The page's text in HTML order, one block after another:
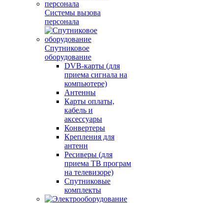
Системы вызова
персонала
Спутниковое
оборудование
DVB-карты (для
приема сигнала на
компьютере)
Антенны
Карты оплаты,
кабель и
аксессуары
Конвертеры
Крепления для
антенн
Ресиверы (для
приема ТВ програм
на телевизоре)
Спутниковые
комплекты